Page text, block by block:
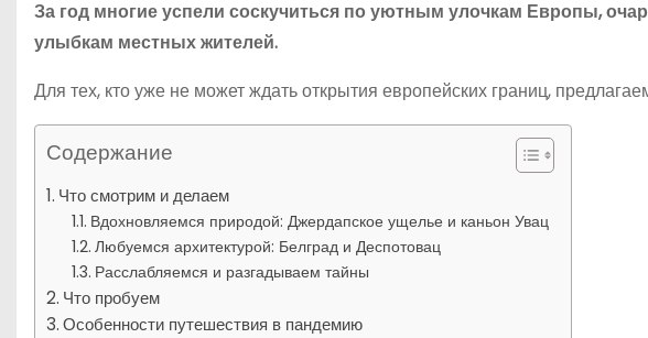
За год многие успели соскучиться по уютным улочкам Европы,
улыбкам местных жителей.
Для тех, кто уже не может ждать открытия европейских границ,
Содержание
Что смотрим и делаем
Вдохновляемся природой: Джердапское ущелье и каньон Увац
Любуемся архитектурой: Белград и Деспотовац
Расслабляемся и разгадываем тайны
Что пробуем
Особенности путешествия в пандемию